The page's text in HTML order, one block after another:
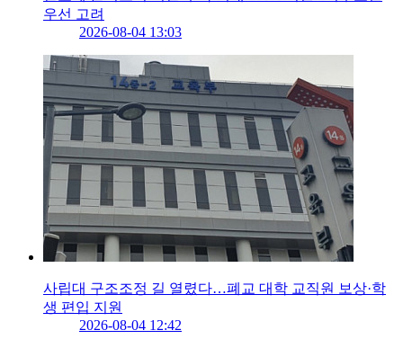
우선 고려
2026-08-04 13:03
사립대 구조조정 길 열렸다…폐교 대학 교직원 보상·학
생 편입 지원
2026-08-04 12:42